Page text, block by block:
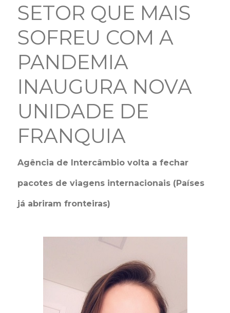
SETOR QUE MAIS
SOFREU COM A
PANDEMIA
INAUGURA NOVA
UNIDADE DE
FRANQUIA
Agência de Intercâmbio volta a fechar
pacotes de viagens internacionais (Países
já abriram fronteiras)